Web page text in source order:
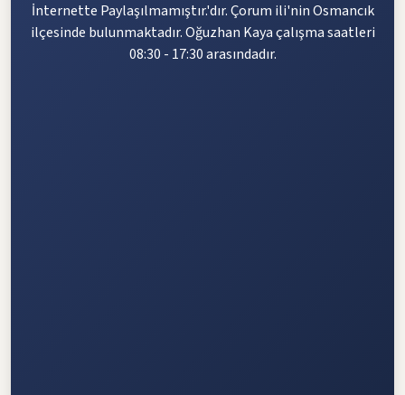
İnternette Paylaşılmamıştır.'dır. Çorum ili'nin Osmancık
ilçesinde bulunmaktadır. Oğuzhan Kaya çalışma saatleri
08:30 - 17:30 arasındadır.